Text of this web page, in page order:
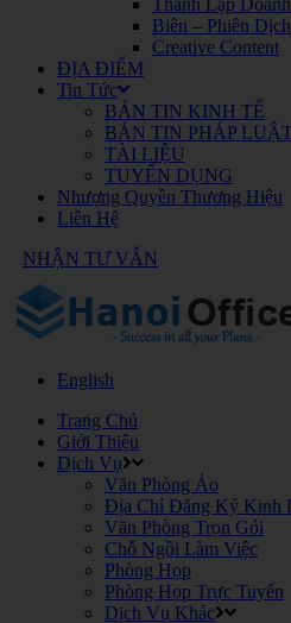
Thành Lập
Biên – Phiên Dịch
Creative Content
ĐỊA ĐIỂM
Tin Tức
BẢN TIN KINH TẾ
BẢN TIN PHÁP
TÀI LIỆU
TUYỂN DỤNG
Nhượng Quyền Thương Hiệu
Liên Hệ
NHẬN TƯ VẤN
English
Trang Chủ
Giới Thiệu
Dịch Vụ
Văn Phòng Ảo
Địa Chỉ Đăng Ký Kinh
Văn Phòng Trọn Gói
Chỗ Ngồi Làm Việc
Phòng Họp
Phòng Họp Trực Tuyến
Dịch Vụ Khác